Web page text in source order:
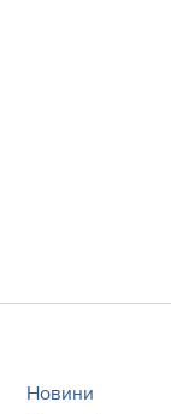
Новини